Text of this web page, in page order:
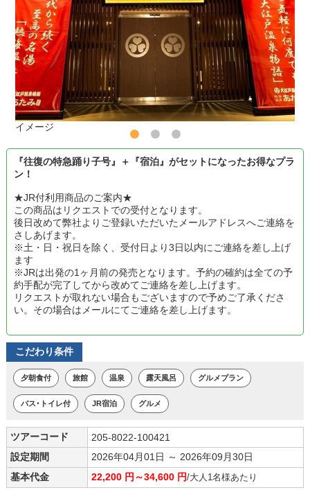
イメージ
『往復の特急踊り子号』＋『宿泊』がセットになったお得なプラ
ン！
★JR付利用商品のご案内★
この商品はリクエストでの受付となります。
後日改めて弊社よりご登録いただいたメールアドレスへご連絡を
さしあげます。
※土・日・祝日を除く、受付日より3日以内にご連絡を差し上げ
ます
※JRは出発の1ヶ月前の発売となります。予約の確約は全ての予
約手配が完了してから改めてご連絡を差し上げます。
リクエストが取れない場合もございますので予めご了承くださ
い。その場合はメールにてご連絡を差し上げます。
こだわり条件
夕朝食付 旅館 温泉 露天風呂 グルメプラン
バス･トイレ付 JR宿泊 グルメ
ツアーコード
205-8022-100421
設定期間
2026年04月01日 ～ 2026年09月30日
基本代金
22,200 円～34,600 円/大人1名様あたり